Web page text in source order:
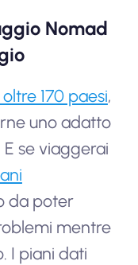
Nomad
170 paesi,
uno adatto
se viaggerai
da poter
mentre
I piani dati